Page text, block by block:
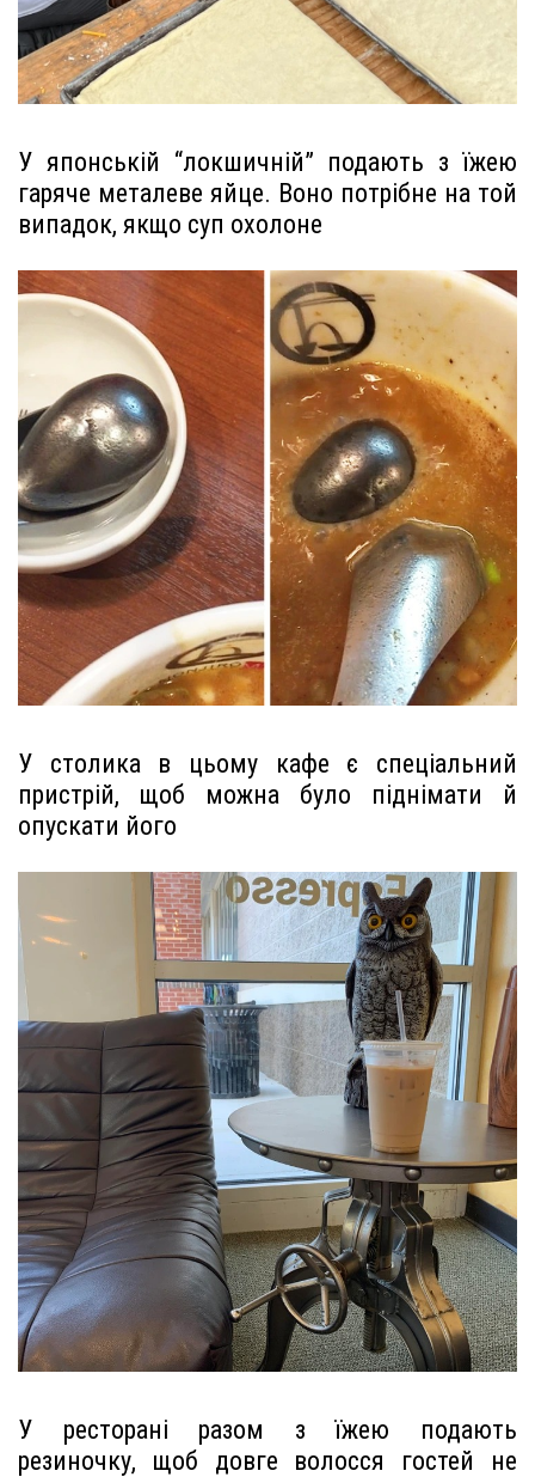
У японській “локшичній” подають з їжею
гаряче металеве яйце. Воно потрібне на той
випадок, якщо суп охолоне
У столика в цьому кафе є спеціальний
пристрій, щоб можна було піднімати й
опускати його
У ресторані разом з їжею подають
резиночку, щоб довге волосся гостей не